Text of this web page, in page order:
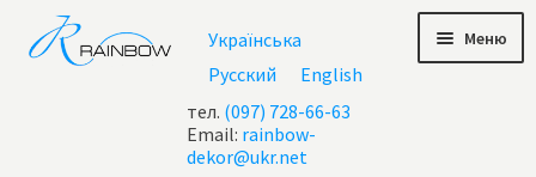
Перейти
к
навигации
Перейти
к
содержимому
Українська
Русский
English
тел. (097) 728-66-63
Email: rainbow-
dekor@ukr.net
Меню